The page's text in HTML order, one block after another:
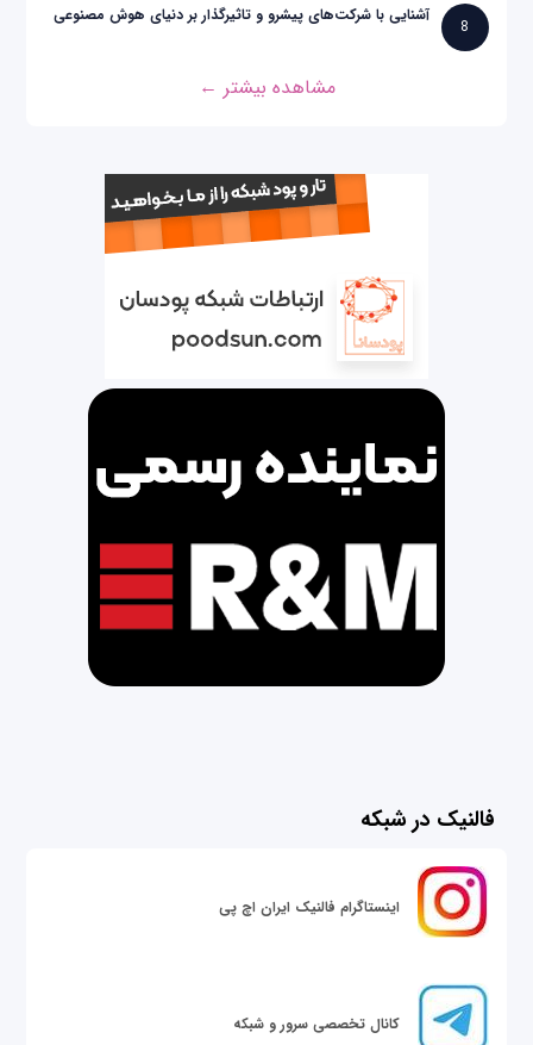
8
آشنایی با شرکت‌های پیشرو و تاثیرگذار بر دنیای هوش مصنوعی
مشاهده بیشتر ←
فالنیک در شبکه
اینستاگرام فالنیک ایران اچ پی
کانال تخصصی سرور و شبکه